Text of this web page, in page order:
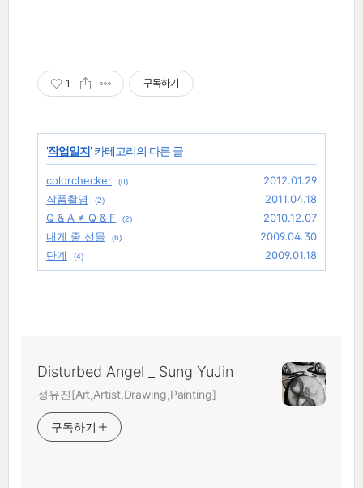
1 구독하기
'작업일지' 카테고리의 다른 글
colorchecker (0)
2012.01.29
작품촬영
(2)
2011.04.18
Q & A ≠ Q & F
(2)
2010.12.07
내게 줄 선물
(6)
2009.04.30
단계
(4) 2009.01.18
Disturbed Angel _ Sung YuJin
성유진[Art,Artist,Drawing,Painting]
구독하기